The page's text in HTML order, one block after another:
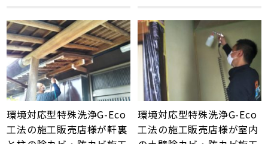
環境対応型特殊洗浄G-Eco
工法の施工販売店様が軒裏
環境対応型特殊洗浄G-Eco
工法の施工販売店様が室内